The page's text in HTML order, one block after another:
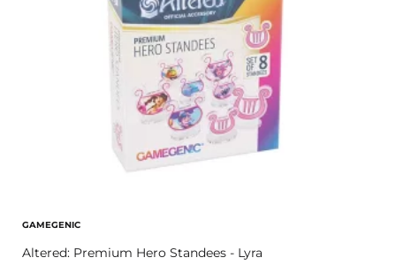
GAMEGENIC
Altered: Premium Hero Standees - Lyra